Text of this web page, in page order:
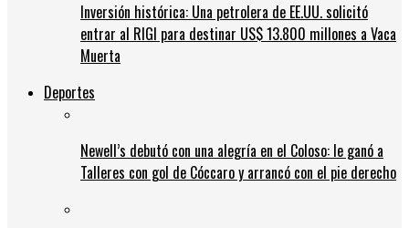
Inversión histórica: Una petrolera de EE.UU. solicitó
entrar al RIGI para destinar US$ 13.800 millones a Vaca
Muerta
Deportes
Newell’s debutó con una alegría en el Coloso: le ganó a
Talleres con gol de Cóccaro y arrancó con el pie derecho